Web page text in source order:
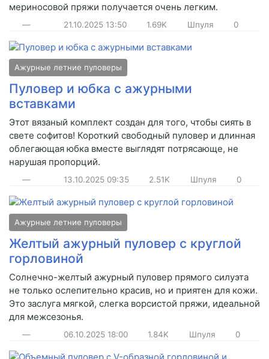
мериносовой пряжи получается очень легким.
— 21.10.2025 13:50 1.69K Шпуля 0
Ажурные летние пуловеры
Пуловер и юбка с ажурными
вставками
Этот вязаный комплект создан для того, чтобы сиять в
свете софитов! Короткий свободный пуловер и длинная
облегающая юбка вместе выглядят потрясающе, не
нарушая пропорций.
— 13.10.2025 09:35 2.51K Шпуля 0
Ажурные летние пуловеры
Желтый ажурный пуловер с круглой
горловиной
Солнечно-желтый ажурный пуловер прямого силуэта
не только ослепительно красив, но и приятен для кожи.
Это заслуга мягкой, слегка ворсистой пряжи, идеальной
для межсезонья.
— 06.10.2025 18:00 1.84K Шпуля 0